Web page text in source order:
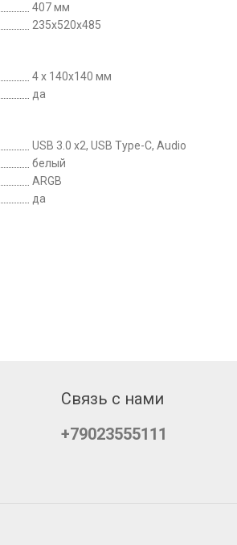
407 мм
235x520x485
4 x 140x140 мм
да
USB 3.0 x2, USB Type-C, Audio
белый
ARGB
да
Связь с нами
+79023555111